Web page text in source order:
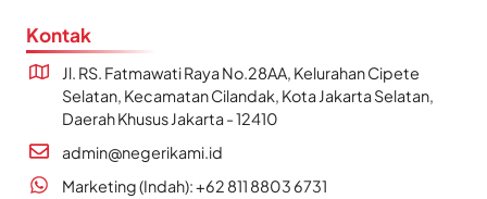
Kontak
Jl. RS. Fatmawati Raya No.28AA, Kelurahan Cipete
Selatan, Kecamatan Cilandak, Kota Jakarta Selatan,
Daerah Khusus Jakarta - 12410
admin@negerikami.id
Marketing (Indah): +62 811 8803 6731